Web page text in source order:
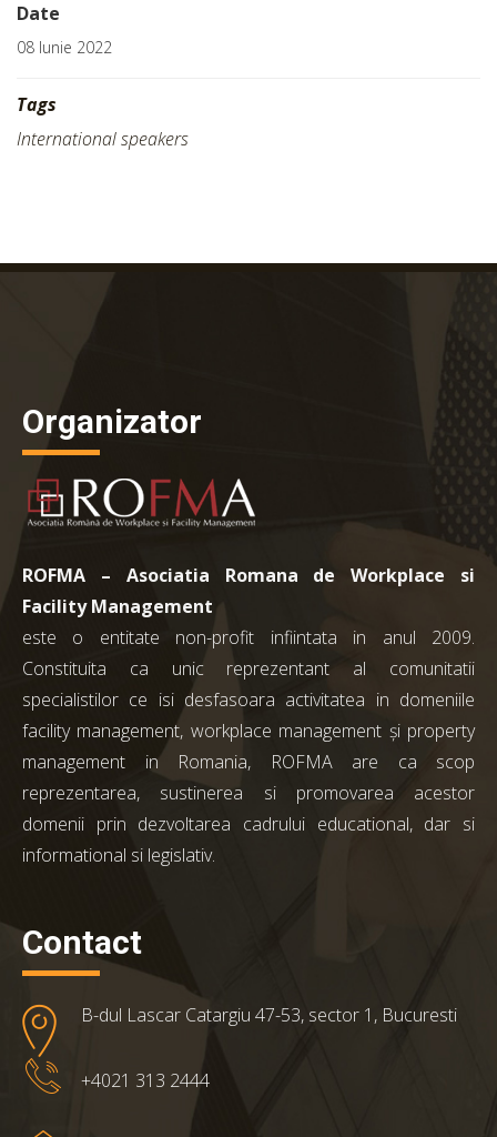
Date
08 Iunie 2022
Tags
International speakers
Organizator
ROFMA – Asociatia Romana de Workplace si
Facility Management
este o entitate non-profit infiintata in anul 2009.
Constituita ca unic reprezentant al comunitatii
specialistilor ce isi desfasoara activitatea in domeniile
facility management, workplace management și property
management in Romania, ROFMA are ca scop
reprezentarea, sustinerea si promovarea acestor
domenii prin dezvoltarea cadrului educational, dar si
informational si legislativ.
Contact
B-dul Lascar Catargiu 47-53, sector 1, Bucuresti
+4021 313 2444